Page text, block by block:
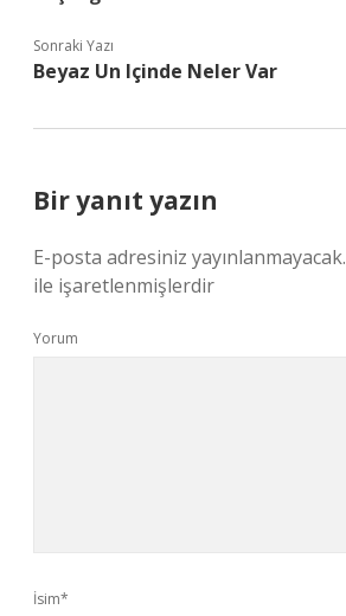
Sonraki Yazı
Beyaz Un Içinde Neler Var
Bir yanıt yazın
E-posta adresiniz yayınlanmayacak.
ile işaretlenmişlerdir
Yorum
İsim*